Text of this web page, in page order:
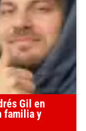
Gil en
familia y